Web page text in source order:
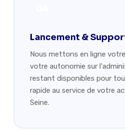
Lancement &
Nous mettons en ligne
votre autonomie sur
restant disponibles pour
rapide au service de votre
Seine.